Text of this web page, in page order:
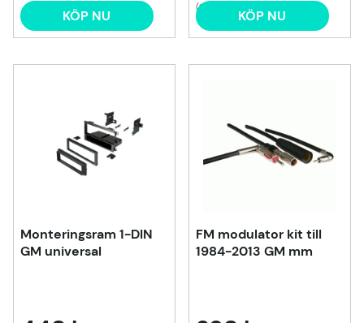
KÖP NU (1) KÖP NU
Monteringsram 1-DIN
GM universal
FM modulator kit till
1984-2013 GM mm